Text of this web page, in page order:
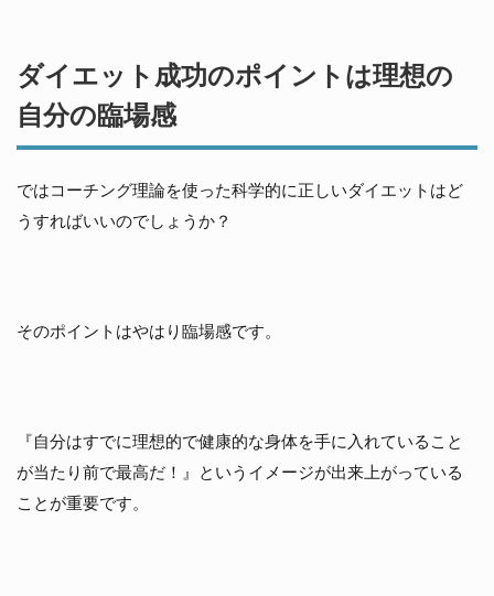
ダイエット成功のポイントは理想の
自分の臨場感
ではコーチング理論を使った科学的に正しいダイエットはど
うすればいいのでしょうか？
そのポイントはやはり臨場感です。
『自分はすでに理想的で健康的な身体を手に入れていること
が当たり前で最高だ！』というイメージが出来上がっている
ことが重要です。